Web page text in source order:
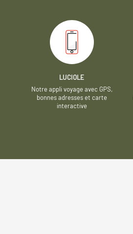
LUCIOLE
Notre appli voyage avec GPS,
bonnes adresses et carte
interactive